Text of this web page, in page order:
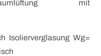
mit
Isolierverglasung Wg=